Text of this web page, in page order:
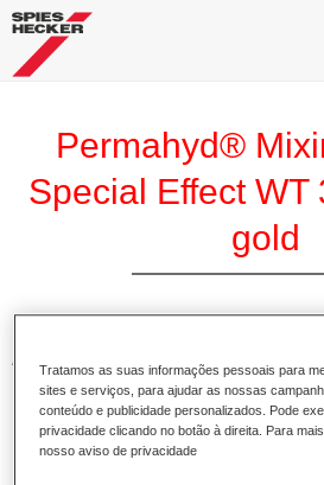
Permahyd®
Special Effect WT
gold
A Base Permahyd de Efeito Especial
Fantasia é adequada para
Permahyd Base Bicamada Hi-TEC
Bicamada de Efeito 286.
Tratamos as suas informações pessoais para
sites e serviços, para ajudar as nossas
conteúdo e publicidade personalizados. Pode
privacidade clicando no botão à direita. Para
nosso aviso de privacidade